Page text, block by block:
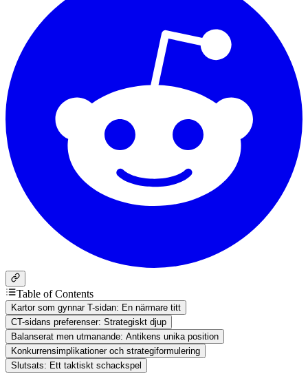
Table of Contents
Kartor som gynnar T-sidan: En närmare titt
CT-sidans preferenser: Strategiskt djup
Balanserat men utmanande: Antikens unika position
Konkurrensimplikationer och strategiformulering
Slutsats: Ett taktiskt schackspel